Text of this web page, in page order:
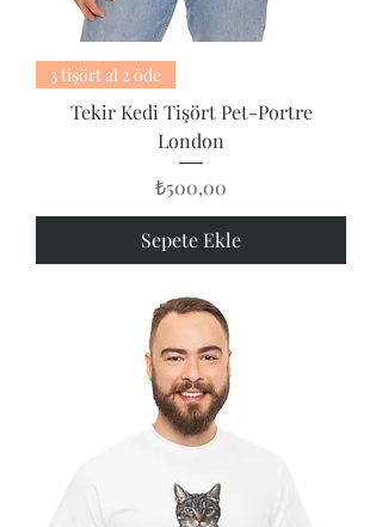
3 tişört al 2 öde
Tekir Kedi Tişört Pet-Portre
London
Fiyat
₺500,00
Sepete Ekle